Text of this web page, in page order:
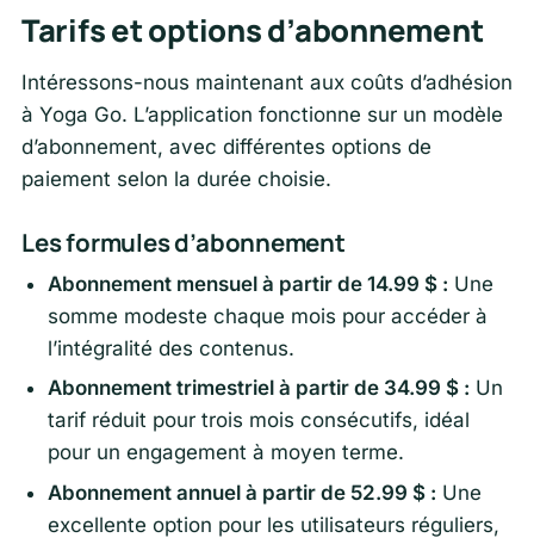
Tarifs et options d’abonnement
Intéressons-nous maintenant aux coûts d’adhésion
à Yoga Go. L’application fonctionne sur un modèle
d’abonnement, avec différentes options de
paiement selon la durée choisie.
Les formules d’abonnement
Abonnement mensuel à partir de 14.99 $ : Une
somme modeste chaque mois pour accéder à
l’intégralité des contenus.
Abonnement trimestriel à partir de 34.99 $ : Un
tarif réduit pour trois mois consécutifs, idéal
pour un engagement à moyen terme.
Abonnement annuel à partir de 52.99 $ : Une
excellente option pour les utilisateurs réguliers,